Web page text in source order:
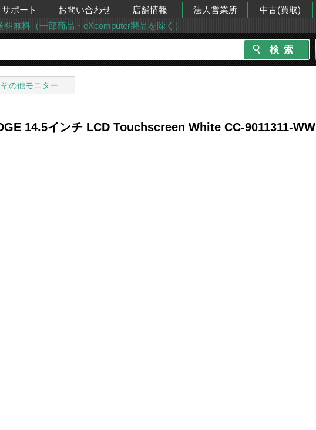
サポート お問い合わせ 店舗情報 法人営業所 中古(買取)
無料（一部商品・eXcomputer製品を除く）
その他モニター
14.5インチ LCD Touchscreen White CC-9011311-WW